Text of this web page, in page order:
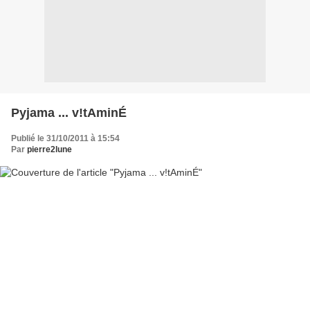
Pyjama ... v!tAminÉ
Publié le 31/10/2011 à 15:54
Par pierre2lune